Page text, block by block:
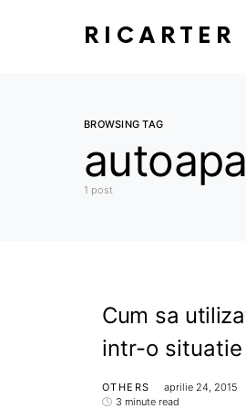
RICARTER
BROWSING TAG
1 post
Cum sa
intr-o
OTHERS aprilie 24, 2015
3 minute read